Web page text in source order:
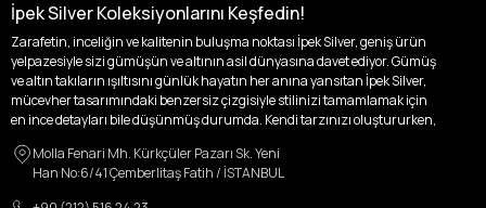
İpek Silver Koleksiyonlarını Keşfedin!
Zarafetin, inceliğin ve kalitenin buluşma noktası İpek Silver, geniş ürün
yelpazesiyle sizi gümüşün ve altının asil dünyasına davet ediyor. Gümüş
ve altın takıların ışıltısını günlük hayatın her anına yansıtan İpek Silver,
mücevher tasarımındaki benzersiz çizgisiyle stilinizi tamamlamak için
en ince detayları bile düşünmüş durumda. Kendi tarzınızı oluştururken,
özgünlüğünüzü ön plana çıkaracak tasarımlarımızla tanışın.
İpek Silver’da her bir parça, sizin benzersiz hikayenizi anlatıyor. İster
Molla Fenari Mh. Kürkçüler Pazarı Sk. Yeni
Han No:6/41 Çemberlitaş Fatih / İSTANBUL